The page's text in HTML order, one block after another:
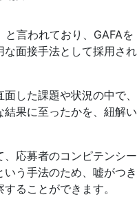
言われており、GAFAを
面接手法として採用され
した課題や状況の中で、
果に至ったかを、紐解い
応募者のコンピテンシー
う手法のため、嘘がつき
ることができます。